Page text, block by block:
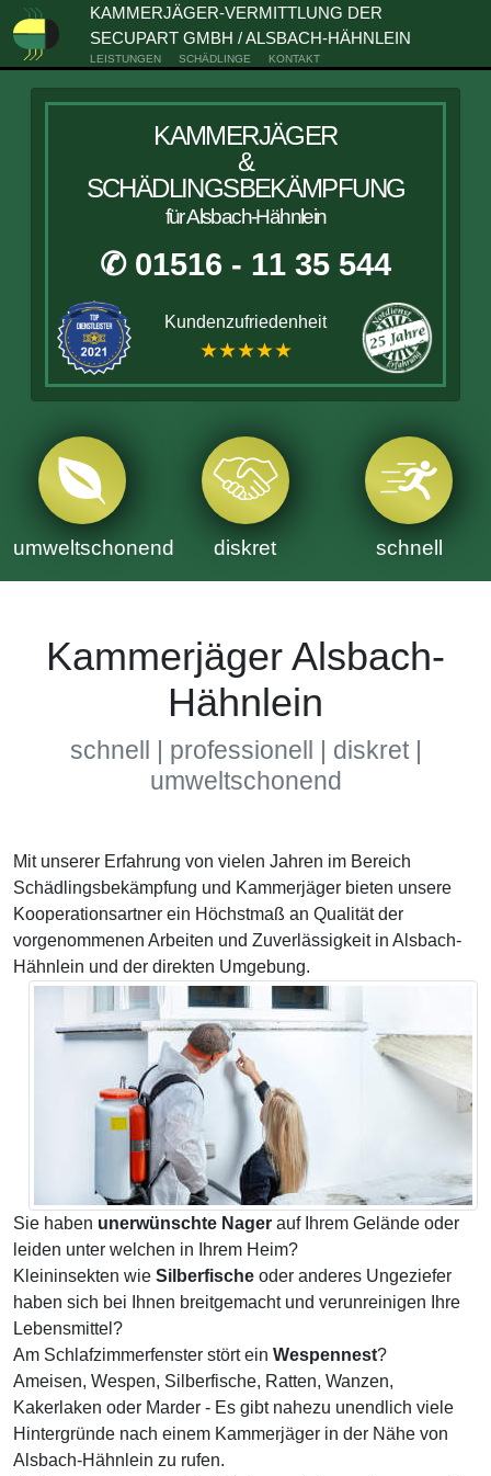
KAMMERJÄGER-VERMITTLUNG DER
SECUPART GMBH / ALSBACH-HÄHNLEIN
LEISTUNGEN SCHÄDLINGE KONTAKT
KAMMERJÄGER
&
SCHÄDLINGSBEKÄMPFUNG
für Alsbach-Hähnlein
✆ 01516 - 11 35 544
Kundenzufriedenheit
★★★★★
umweltschonend diskret schnell
Kammerjäger Alsbach-
Hähnlein
schnell | professionell | diskret |
umweltschonend
Mit unserer Erfahrung von vielen Jahren im Bereich
Schädlingsbekämpfung und Kammerjäger bieten unsere
Kooperationsartner ein Höchstmaß an Qualität der
vorgenommenen Arbeiten und Zuverlässigkeit in Alsbach-
Hähnlein und der direkten Umgebung.
Sie haben unerwünschte Nager auf Ihrem Gelände oder
leiden unter welchen in Ihrem Heim?
Kleininsekten wie Silberfische oder anderes Ungeziefer
haben sich bei Ihnen breitgemacht und verunreinigen Ihre
Lebensmittel?
Am Schlafzimmerfenster stört ein Wespennest?
Ameisen, Wespen, Silberfische, Ratten, Wanzen,
Kakerlaken oder Marder - Es gibt nahezu unendlich viele
Hintergründe nach einem Kammerjäger in der Nähe von
Alsbach-Hähnlein zu rufen.